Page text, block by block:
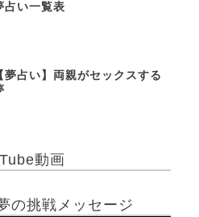
占い一覧表
夢占い】両親がセックスする
動画
の挑戦メッセージ